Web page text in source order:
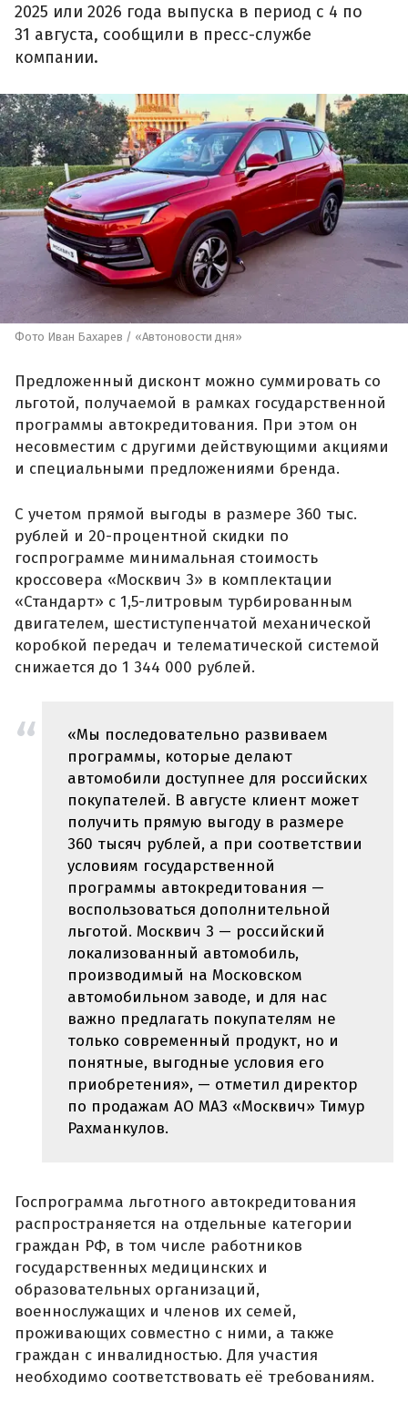
2025 или 2026 года выпуска в период с 4 по
31 августа, сообщили в пресс-службе
компании.
Фото Иван Бахарев / «Автоновости дня»
Предложенный дисконт можно суммировать со
льготой, получаемой в рамках государственной
программы автокредитования. При этом он
несовместим с другими действующими акциями
и специальными предложениями бренда.
С учетом прямой выгоды в размере 360 тыс.
рублей и 20-процентной скидки по
госпрограмме минимальная стоимость
кроссовера «Москвич 3» в комплектации
«Стандарт» с 1,5-литровым турбированным
двигателем, шестиступенчатой механической
коробкой передач и телематической системой
снижается до 1 344 000 рублей.
«Мы последовательно развиваем
программы, которые делают
автомобили доступнее для российских
покупателей. В августе клиент может
получить прямую выгоду в размере
360 тысяч рублей, а при соответствии
условиям государственной
программы автокредитования —
воспользоваться дополнительной
льготой. Москвич 3 — российский
локализованный автомобиль,
производимый на Московском
автомобильном заводе, и для нас
важно предлагать покупателям не
только современный продукт, но и
понятные, выгодные условия его
приобретения», — отметил директор
по продажам АО МАЗ «Москвич» Тимур
Рахманкулов.
Госпрограмма льготного автокредитования
распространяется на отдельные категории
граждан РФ, в том числе работников
государственных медицинских и
образовательных организаций,
военнослужащих и членов их семей,
проживающих совместно с ними, а также
граждан с инвалидностью. Для участия
необходимо соответствовать её требованиям.